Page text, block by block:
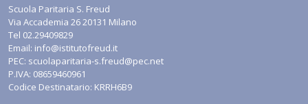
Scuola Paritaria S. Freud
Via Accademia 26 20131 Milano
Tel 02.29409829
Email: info@istitutofreud.it
PEC: scuolaparitaria-s.freud@pec.net
P.IVA: 08659460961
Codice Destinatario: KRRH6B9